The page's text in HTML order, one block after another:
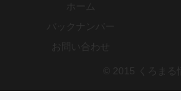
ホーム
バックナンバー
お問い合わせ
© 2015 くろまる